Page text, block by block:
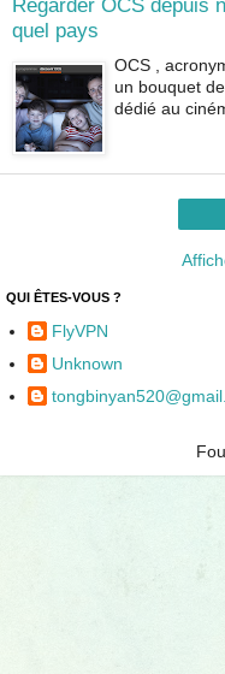
Regarder OCS depuis
quel pays
OCS ,
un bouquet
dédié au
QUI ÊTES-VOUS ?
FlyVPN
Unknown